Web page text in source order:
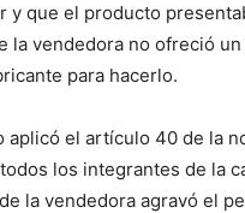
y que el producto
la vendedora no ofreció
para hacerlo.
el artículo 40 de la
los integrantes de la
la vendedora agravó el